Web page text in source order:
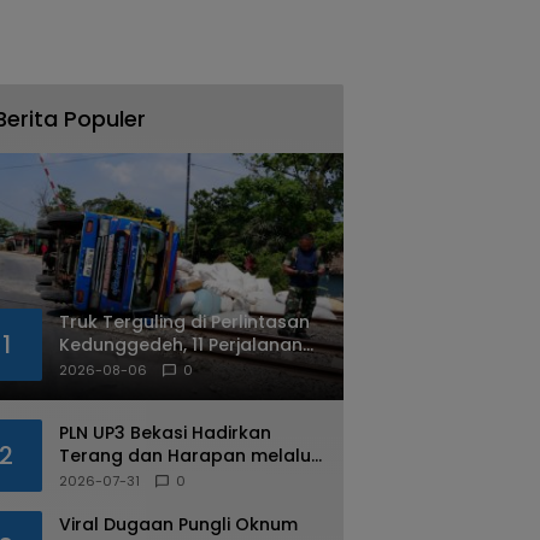
Populer
1
Truk Terguling di Perlintasan
Kedunggedeh, 11 Perjalanan
Kereta Api Terdampak
2026-08-06 0
2
PLN UP3 Bekasi Hadirkan
Terang dan Harapan melalui
Program Light Up The Dream
2026-07-31 0
Viral Dugaan Pungli Oknum